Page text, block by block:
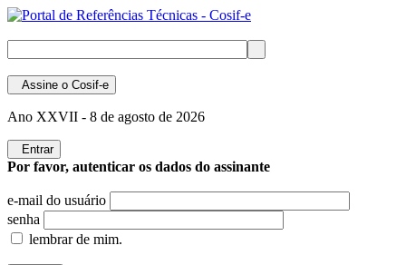
Assine o Cosif-e
Ano XXVII - 8 de agosto de 2026
Entrar
Por favor, autenticar os dados do assinante
e-mail do usuário
senha
lembrar de mim.